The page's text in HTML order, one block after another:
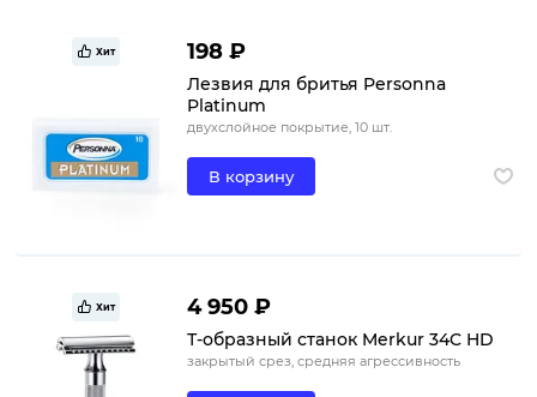
Хит 198 ₽
Лезвия для бритья Personna
Platinum
двухслойное покрытие, 10 шт.
В корзину
Хит 4 950 ₽
Т-образный станок Merkur 34C HD
закрытый срез, средняя агрессивность